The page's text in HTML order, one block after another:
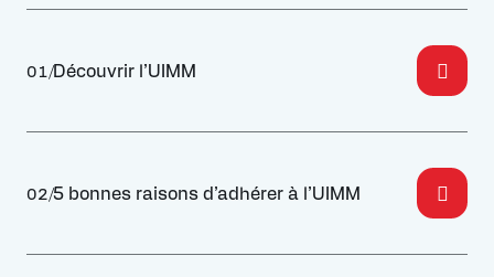
01/Découvrir l’UIMM
02/5 bonnes raisons d’adhérer à l’UIMM